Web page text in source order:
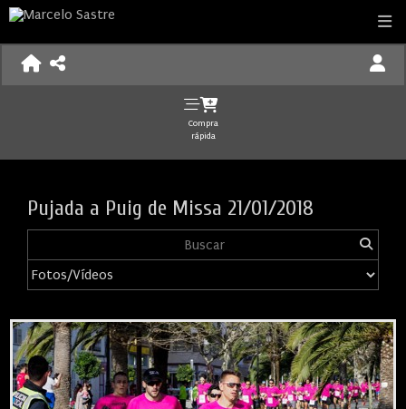
Compra
rápida
Pujada a Puig de Missa 21/01/2018